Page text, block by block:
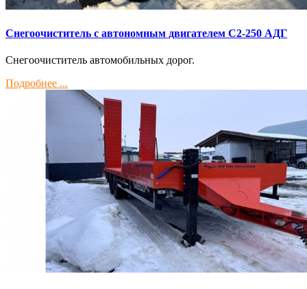
Снегоочиститель с автономным двигателем С2-250 АДГ
Снегоочиститель автомобильных дорог.
Подробнее ...